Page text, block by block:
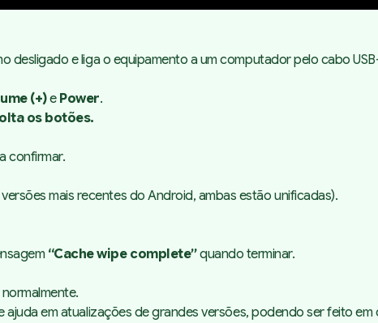
desligado e liga o equipamento a um computador pelo cabo
(+)e Power.
os botões.
confirmar.
versões mais recentes do Android, ambas estão unificadas).
“Cache wipe complete”quando terminar.
em atualizações de grandes versões, podendo ser feito